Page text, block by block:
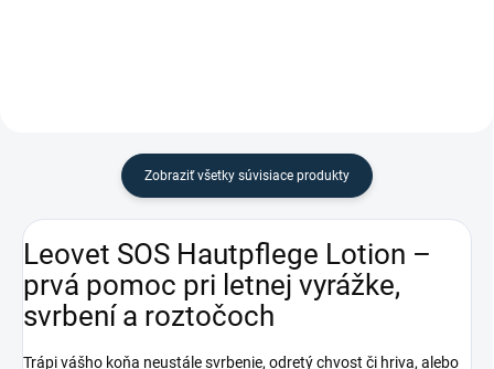
Zobraziť všetky súvisiace produkty
Leovet SOS Hautpflege Lotion –
prvá pomoc pri letnej vyrážke,
svrbení a roztočoch
Trápi vášho koňa neustále svrbenie, odretý chvost či hriva, alebo